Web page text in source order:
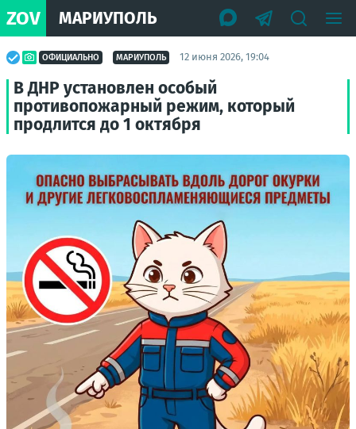
ZOV МАРИУПОЛЬ
ОФИЦИАЛЬНО МАРИУПОЛЬ 12 июня 2026, 19:04
В ДНР установлен особый
противопожарный режим, который
продлится до 1 октября